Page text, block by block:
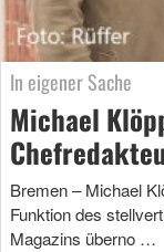
In eigener Sache
Michael
Bremen – Michael
Funktion des
Magazins überno …